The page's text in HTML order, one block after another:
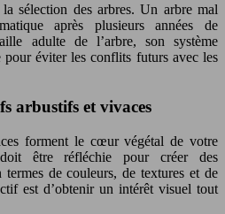
sélection des arbres. Un arbre mal
après plusieurs années de
adulte de l’arbre, son système
pour éviter les conflits futurs avec les
arbustifs et vivaces
forment le cœur végétal de votre
être réfléchie pour créer des
termes de couleurs, de textures et de
est d’obtenir un intérêt visuel tout